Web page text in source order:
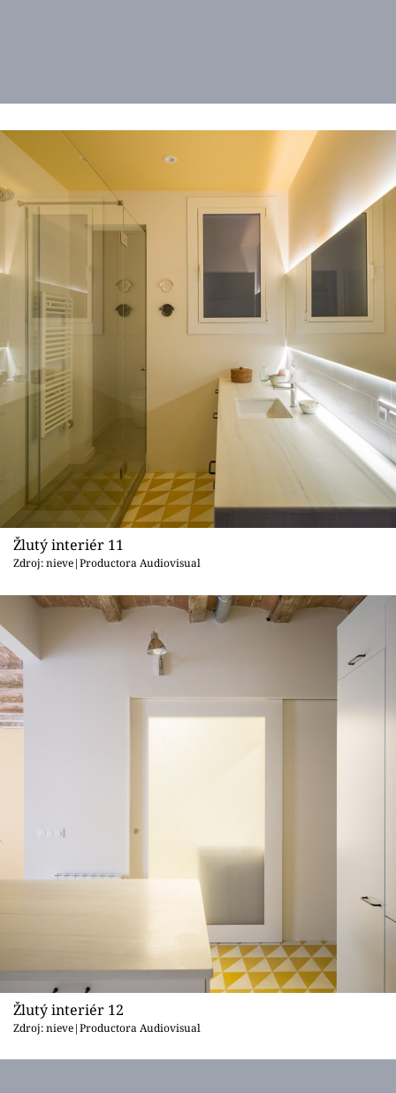
Žlutý interiér 11
Zdroj: nieve|Productora Audiovisual
Žlutý interiér 12
Zdroj: nieve|Productora Audiovisual